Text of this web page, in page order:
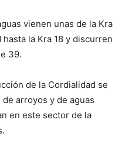
vienen unas de la Kra
la Kra 18 y discurren
39.
de la Cordialidad se
arroyos y de aguas
en este sector de la